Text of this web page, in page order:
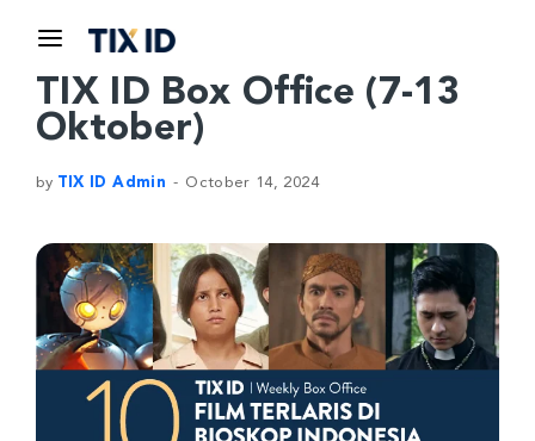
TIX ID Box Office (7-13
Oktober)
by TIX ID Admin October 14, 2024